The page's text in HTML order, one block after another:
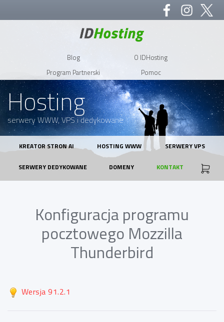
Blog
O IDHosting
Program Partnerski
Pomoc
Hosting
serwery WWW, VPS i dedykowane
KREATOR STRON AI HOSTING WWW SERWERY VPS
SERWERY DEDYKOWANE DOMENY KONTAKT
Konfiguracja programu
pocztowego Mozzilla
Thunderbird
Wersja 91.2.1